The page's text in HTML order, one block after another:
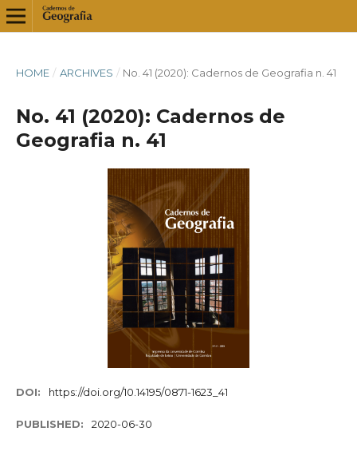
HOME / ARCHIVES / No. 41 (2020): Cadernos de Geografia n. 41
No. 41 (2020): Cadernos de
Geografia n. 41
DOI: https://doi.org/10.14195/0871-1623_41
PUBLISHED: 2020-06-30